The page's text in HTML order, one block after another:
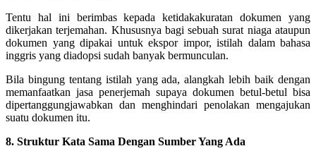
Tentu hal ini berimbas kepada ketidakakuratan dokumen yang
dikerjakan terjemahan. Khususnya bagi sebuah surat niaga ataupun
dokumen yang dipakai untuk ekspor impor, istilah dalam bahasa
inggris yang diadopsi sudah banyak bermunculan.
Bila bingung tentang istilah yang ada, alangkah lebih baik dengan
memanfaatkan jasa penerjemah supaya dokumen betul-betul bisa
dipertanggungjawabkan dan menghindari penolakan mengajukan
suatu dokumen itu.
8. Struktur Kata Sama Dengan Sumber Yang Ada